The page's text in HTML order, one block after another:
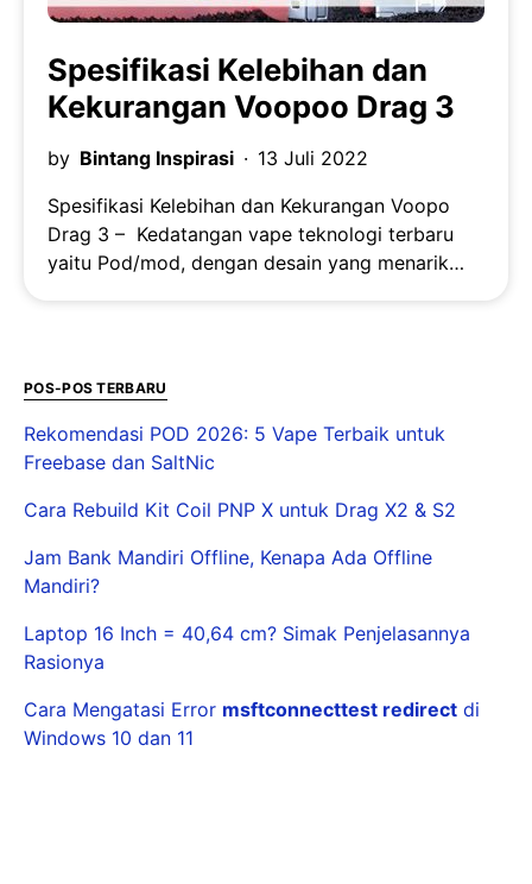
Spesifikasi Kelebihan dan
Kekurangan Voopoo Drag 3
by Bintang Inspirasi
13 Juli 2022
Spesifikasi Kelebihan dan Kekurangan Voopo
Drag 3 – Kedatangan vape teknologi terbaru
yaitu Pod/mod, dengan desain yang menarik…
POS-POS TERBARU
Rekomendasi POD 2026: 5 Vape Terbaik untuk
Freebase dan SaltNic
Cara Rebuild Kit Coil PNP X untuk Drag X2 & S2
Jam Bank Mandiri Offline, Kenapa Ada Offline
Mandiri?
Laptop 16 Inch = 40,64 cm? Simak Penjelasannya
Rasionya
Cara Mengatasi Error msftconnecttest redirect di
Windows 10 dan 11